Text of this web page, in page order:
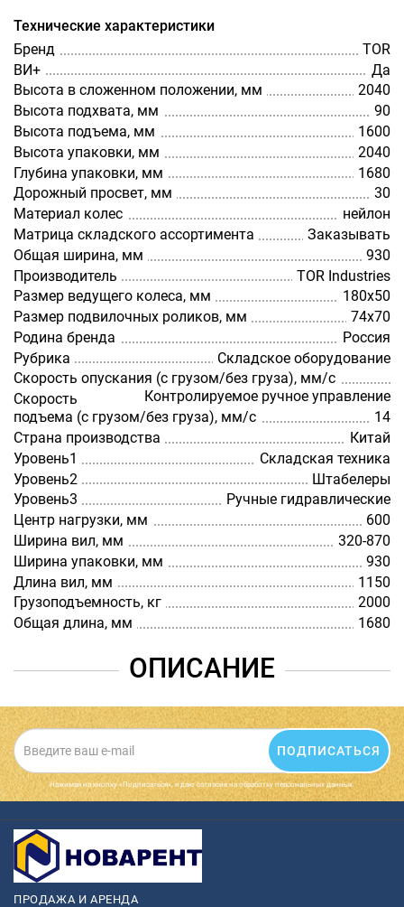
Технические характеристики
Бренд
TOR
ВИ+
Да
Высота в сложенном положении, мм
2040
Высота подхвата, мм
90
Высота подъема, мм
1600
Высота упаковки, мм
2040
Глубина упаковки, мм
1680
Дорожный просвет, мм
30
Материал колес
нейлон
Матрица складского ассортимента
Заказывать
Общая ширина, мм
930
Производитель
TOR Industries
Размер ведущего колеса, мм
180х50
Размер подвилочных роликов, мм
74х70
Родина бренда
Россия
Рубрика
Складское оборудование
Скорость опускания (с грузом/без груза), мм/с
Контролируемое ручное управление
Скорость
подъема (с грузом/без груза), мм/с
14
Страна производства
Китай
Уровень1
Складская техника
Уровень2
Штабелеры
Уровень3
Ручные гидравлические
Центр нагрузки, мм
600
Ширина вил, мм
320-870
Ширина упаковки, мм
930
Длина вил, мм
1150
Грузоподъемность, кг
2000
Общая длина, мм
1680
ОПИСАНИЕ
ПОДПИСАТЬСЯ
Нажимая на кнопку «Подписаться», я даю cогласие на обработку персональных данных.
ПРОДАЖА И АРЕНДА